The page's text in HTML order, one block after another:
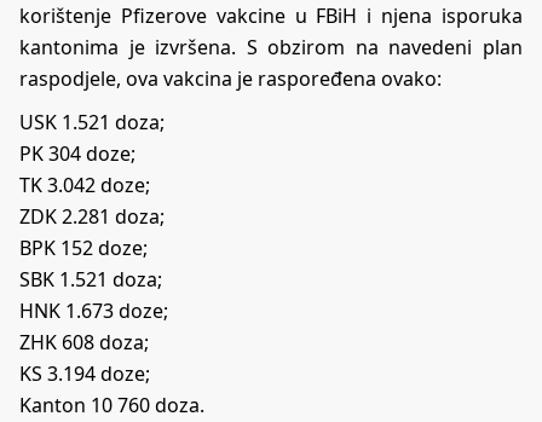
korištenje Pfizerove vakcine u FBiH i njena isporuka
kantonima je izvršena. S obzirom na navedeni plan
raspodjele, ova vakcina je raspoređena ovako:
USK 1.521 doza;
PK 304 doze;
TK 3.042 doze;
ZDK 2.281 doza;
BPK 152 doze;
SBK 1.521 doza;
HNK 1.673 doze;
ZHK 608 doza;
KS 3.194 doze;
Kanton 10 760 doza.